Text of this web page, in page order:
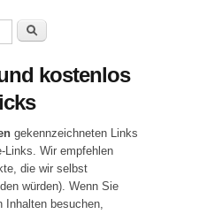
Suche
kostenlos
gekennzeichneten Links
Links. Wir empfehlen
die wir selbst
würden). Wenn Sie
Inhalten besuchen,